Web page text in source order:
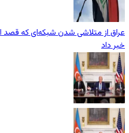
عراق از متلاشی شدن شبکه‌ای که قصد
خبر داد